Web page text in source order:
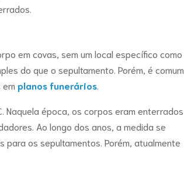
em covas, sem um local específico como
do que o sepultamento. Porém, é comum
planos funerários.
época, os corpos eram enterrados
Ao longo dos anos, a medida se
os sepultamentos. Porém, atualmente